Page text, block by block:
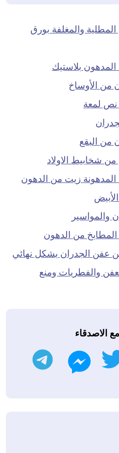
والمغلفة بورق
بلاستيك
من الأوساخ
لمعة
من البقع
شخابيط الاولاد
زيت من الدهون
من الدهون
عفن الجدران بشكل نهائي
والفطريات ومنع
الاصدقاء
تويتر ماسنجر